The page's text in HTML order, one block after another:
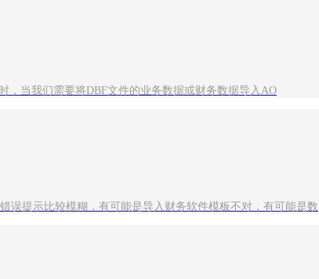
，当我们需要将DBF文件的业务数据或财务数据导入AO
误提示比较模糊，有可能是导入财务软件模板不对，有可能是数